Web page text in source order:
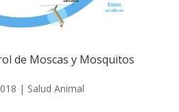
de Moscas y Mosquitos
| Salud Animal